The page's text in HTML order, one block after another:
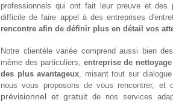
professionnels qui ont fait leur preuve et
difficile de faire appel à des entreprises
rencontre afin de définir plus en détail vos
Notre clientèle variée comprend aussi bien
même des particuliers, entreprise de
des plus avantageux, misant tout sur
nous vous proposons de vous rencontrer,
prévisionnel et gratuit de nos services